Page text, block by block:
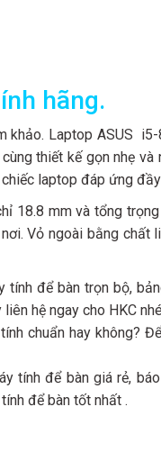
hãng.
khảo. Laptop ASUS
thiết kế gọn nhẹ và
laptop đáp ứng
18.8 mm và tổng
Vỏ ngoài bằng chất
để bàn trọn bộ,
hệ ngay cho HKC
chuẩn hay không?
tính để bàn giá rẻ,
để bàn tốt nhất .